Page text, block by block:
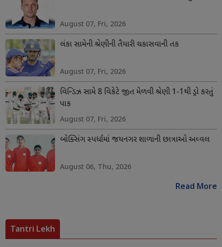
August 07, Fri, 2026
લંકા સામેની શ્રેણીની તૈયારી ચકાસવાની તક
August 07, Fri, 2026
વિન્ડિઝ સામે 8 વિકેટે જીત મેળવી શ્રેણી 1-1થી ડ્રો કરતું
પાક
August 07, Fri, 2026
બોક્સિંગ સ્પર્ધામાં જયનગર શાળાની છાત્રાઓ અવ્વલ
August 06, Thu, 2026
Read More
Tantri Lekh